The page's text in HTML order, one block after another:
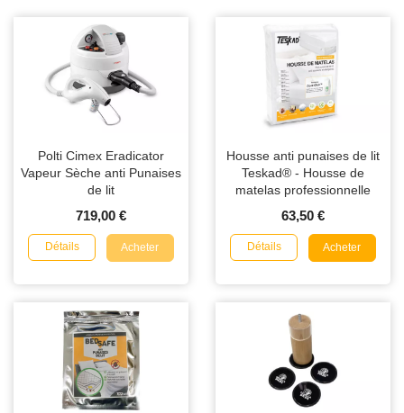
Polti Cimex Eradicator
Vapeur Sèche anti Punaises
de lit
719,00 €
Détails Acheter
Housse anti punaises de lit
Teskad® - Housse de
matelas professionnelle
63,50 €
Détails Acheter